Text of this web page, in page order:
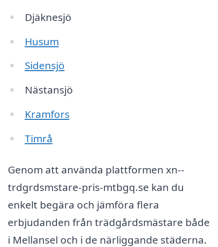
Djäknesjö
Husum
Sidensjö
Nästansjö
Kramfors
Timrå
Genom att använda plattformen xn--
trdgrdsmstare-pris-mtbgq.se kan du
enkelt begära och jämföra flera
erbjudanden från trädgårdsmästare både
i Mellansel och i de närliggande städerna.